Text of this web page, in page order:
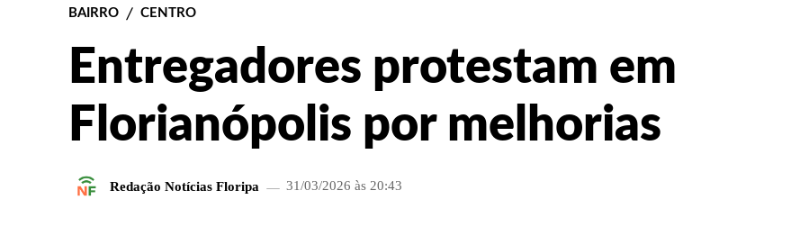
BAIRRO CENTRO
Entregadores protestam em
Florianópolis por melhorias
Redação Notícias Floripa 31/03/2026 às 20:43